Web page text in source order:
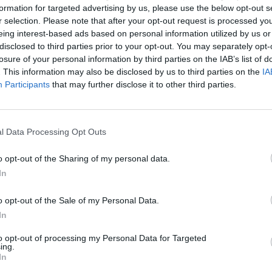
for targeted advertising by us, please use the below opt-out
selection. Please note that after your opt-out request is processed
interest-based ads based on personal information utilized by us
to third parties prior to your opt-out. You may separately
of your personal information by third parties on the IAB’s list of
This information may also be disclosed by us to third parties on the
Participants that may further disclose it to other third parties.
Data Processing Opt Outs
opt-out of the Sharing of my personal data.
opt-out of the Sale of my Personal Data.
opt-out of processing my Personal Data for Targeted
all’oggi di quel che sembra.
Galante hanno invece sottolineato che
passato o del presente, si esce solo se si è
insieme per un obiettivo comune,
al fianco del lavoratore». Galante ha
oggi è l’opportunità. Avere la sensazione
fa sentire una persona frustrata e perduta,
una comprensibile ribellione – ha
che ha ospitato l’evento – Ma si può fare
a tutti: per esempio, lavorare sulla
ha la conoscenza può muoversi più
nel mondo
ma per tutta la comunità»